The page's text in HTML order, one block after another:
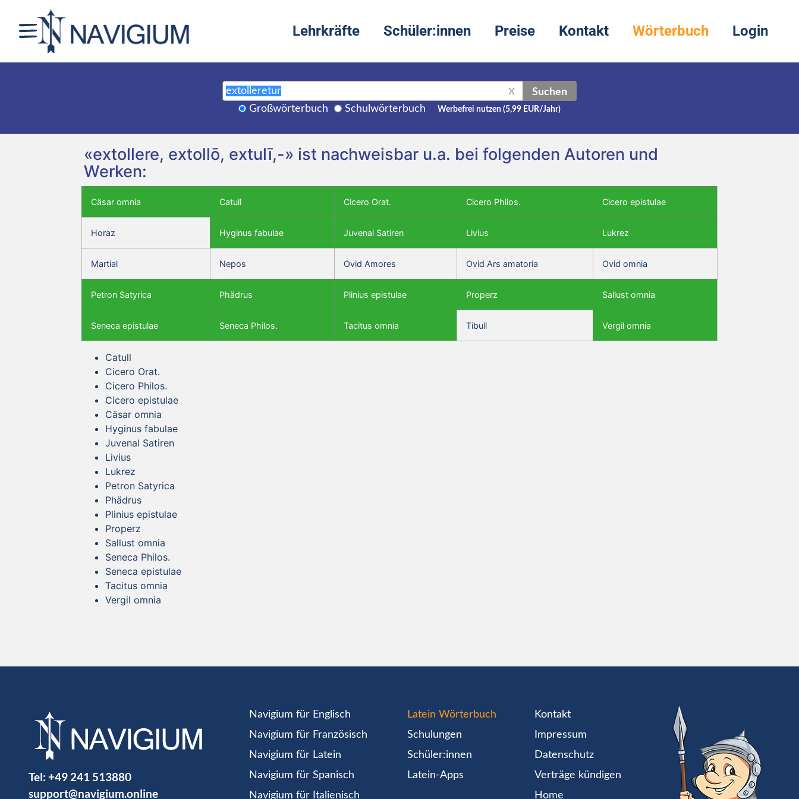
Lehrkräfte Schüler:innen Preise Kontakt Wörterbuch Login
X Suchen
Großwörterbuch Schulwörterbuch Werbefrei nutzen (5,99 EUR/Jahr)
«extollere, extollō, extulī,-» ist nachweisbar u.a. bei folgenden Autoren und
Werken:
Cäsar omnia Catull Cicero Orat. Cicero Philos. Cicero epistulae
Horaz Hyginus fabulae Juvenal Satiren Livius Lukrez
Martial Nepos Ovid Amores Ovid Ars amatoria Ovid omnia
Petron Satyrica Phädrus Plinius epistulae Properz Sallust omnia
Seneca epistulae Seneca Philos. Tacitus omnia Tibull Vergil omnia
Catull
Cicero Orat.
Cicero Philos.
Cicero epistulae
Cäsar omnia
Hyginus fabulae
Juvenal Satiren
Livius
Lukrez
Petron Satyrica
Phädrus
Plinius epistulae
Properz
Sallust omnia
Seneca Philos.
Seneca epistulae
Tacitus omnia
Vergil omnia
Tel: +49 241 513880
support@navigium.online
Navigium für Englisch
Navigium für Französisch
Navigium für Latein
Navigium für Spanisch
Navigium für Italienisch
Latein Wörterbuch
Schulungen
Schüler:innen
Latein-Apps
Kontakt
Impressum
Datenschutz
Verträge kündigen
Home